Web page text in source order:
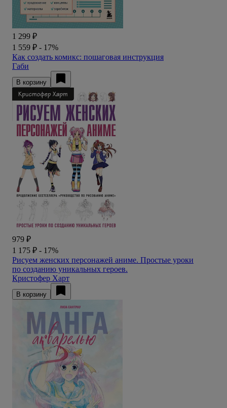
1 299 ₽
1 559 ₽ - 17%
Как создать комикс: пошаговая инструкция
Габи
В корзину
979 ₽
1 175 ₽ - 17%
Рисуем женских персонажей аниме. Простые уроки
по созданию уникальных героев.
Кристофер Харт
В корзину